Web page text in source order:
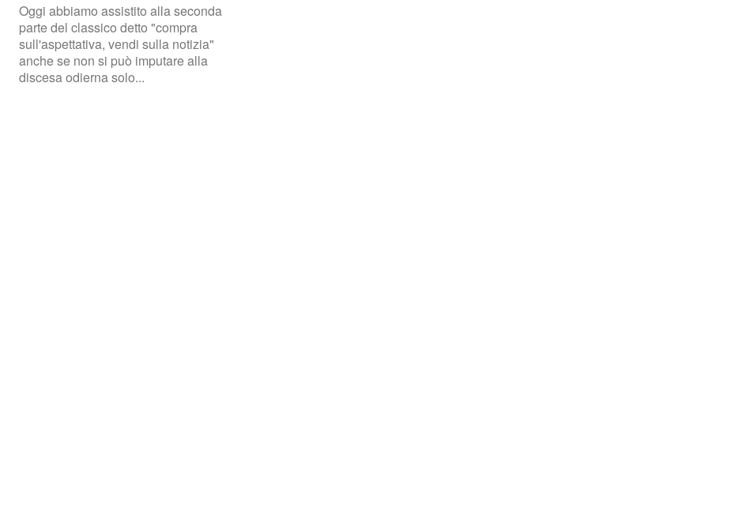
Oggi abbiamo assistito alla seconda
parte del classico detto "compra
sull'aspettativa, vendi sulla notizia"
anche se non si può imputare alla
discesa odierna solo...